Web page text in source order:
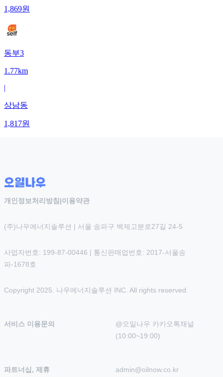
1,869원
동부3
1.77km
|
상남동
1,817원
개인정보처리방침 |이용약관
(주)나우에너지솔루션 | 서울 송파구 백제고분로27길 24-5
사업자번호: 199-87-00446 | 통신판매업번호: 2017-서울송
파-1678호
Copyright 2025. 나우에너지솔루션 INC. All rights reserved.
서비스 이용문의
@오일나우 카카오톡채널
(10:00~19:00)
파트너십, 제휴 admin@oilnow.co.kr